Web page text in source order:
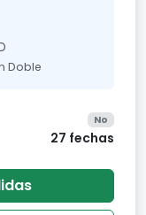
Doble
No
27 fechas